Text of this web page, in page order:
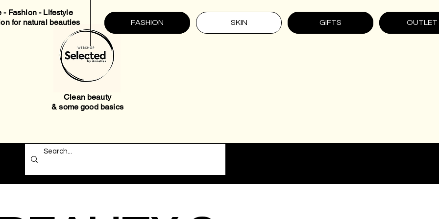
Clean beauty
& some good basics
- Fashion - Lifestyle
for natural beauties
FASHION SKIN GIFTS OUTLET